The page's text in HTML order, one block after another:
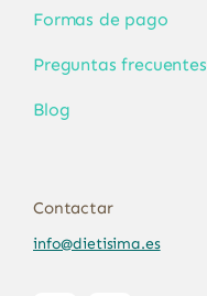
Formas de pago
Preguntas frecuentes
Blog
Contactar
info@dietisima.es